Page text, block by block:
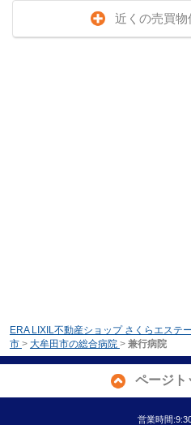
近くの売買物
ERA LIXIL不動産ショップ さくらエステ
市 > 大牟田市の総合病院 > 兼行病院
ページト
営業時間